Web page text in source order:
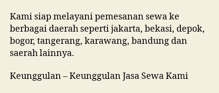
Kami siap melayani pemesanan sewa ke
berbagai daerah seperti jakarta, bekasi, depok,
bogor, tangerang, karawang, bandung dan
saerah lainnya.
Keunggulan – Keunggulan Jasa Sewa Kami